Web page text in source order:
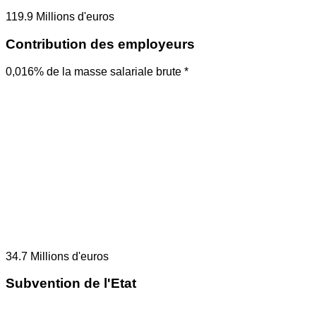
119.9 Millions d'euros
Contribution des employeurs
0,016% de la masse salariale brute *
34.7 Millions d'euros
Subvention de l'Etat